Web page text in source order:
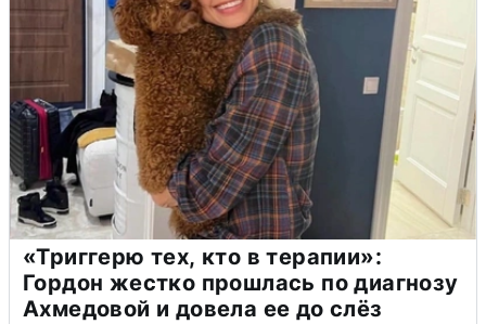
«Триггерю тех, кто в терапии»:
Гордон жестко прошлась по диагнозу
Ахмедовой и довела ее до слёз